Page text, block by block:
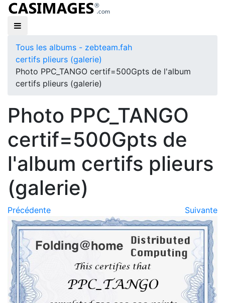
Tous les albums - zebteam.fah
certifs plieurs (galerie)
Photo PPC_TANGO certif=500Gpts de l'album
certifs plieurs (galerie)
Photo PPC_TANGO
certif=500Gpts de
l'album certifs plieurs
(galerie)
Précédente Suivante